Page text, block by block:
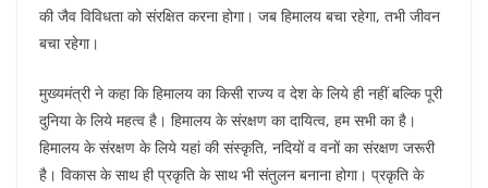
की जैव विविधता को संरक्षित करना होगा। जब हिमालय बचा रहेगा, तभी जीवन
बचा रहेगा।
मुख्यमंत्री ने कहा कि हिमालय का किसी राज्य व देश के लिये ही नहीं बल्कि पूरी
दुनिया के लिये महत्व है। हिमालय के संरक्षण का दायित्व, हम सभी का है।
हिमालय के संरक्षण के लिये यहां की संस्कृति, नदियों व वनों का संरक्षण जरूरी
है। विकास के साथ ही प्रकृति के साथ भी संतुलन बनाना होगा। प्रकृति के